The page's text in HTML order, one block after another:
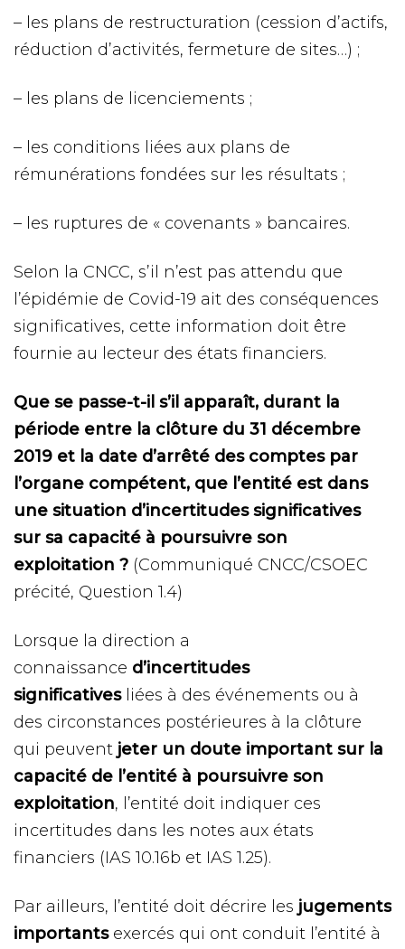
– les plans de restructuration (cession d’actifs,
réduction d’activités, fermeture de sites…) ;
– les plans de licenciements ;
– les conditions liées aux plans de
rémunérations fondées sur les résultats ;
– les ruptures de « covenants » bancaires.
Selon la CNCC, s’il n’est pas attendu que
l’épidémie de Covid-19 ait des conséquences
significatives, cette information doit être
fournie au lecteur des états financiers.
Que se passe-t-il s’il apparaît, durant la
période entre la clôture du 31 décembre
2019 et la date d’arrêté des comptes par
l’organe compétent, que l’entité est dans
une situation d’incertitudes significatives
sur sa capacité à poursuivre son
exploitation ? (Communiqué CNCC/CSOEC
précité, Question 1.4)
Lorsque la direction a
connaissance d’incertitudes
significativesliées à des événements ou à
des circonstances postérieures à la clôture
qui peuvent jeter un doute important sur la
capacité de l’entité à poursuivre son
exploitation, l’entité doit indiquer ces
incertitudes dans les notes aux états
financiers (IAS 10.16b et IAS 1.25).
Par ailleurs, l’entité doit décrire les jugements
importantsexercés qui ont conduit l’entité à